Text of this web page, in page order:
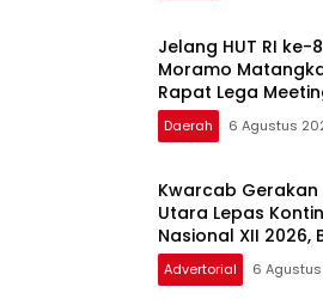
‎Jelang HUT RI ke-
Moramo
Rapat Lega
Daerah 6 Agustus
‎Kwarcab
Utara Lepas
Nasional XII 2026,
Tunjukkan
Advertorial 6